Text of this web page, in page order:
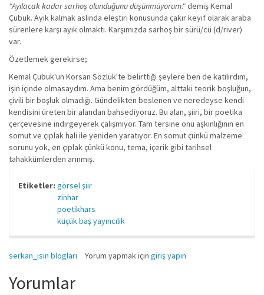
"Ayılacak kadar sarhoş olunduğunu düşünmüyorum."demiş Kemal
Çubuk. Ayık kalmak aslında eleştiri konusunda çakır keyif olarak araba
sürenlere karşı ayık olmaktı. Karşımızda sarhoş bir sürü/cü (d/river)
var.
Özetlemek gerekirse;
Kemal Çubuk'un Korsan Sözlük'te belirttiği şeylere ben de katılırdım,
işin içinde olmasaydım. Ama benim gördüğüm, alttaki teorik boşluğun,
çivili bir boşluk olmadığı. Gündelikten beslenen ve neredeyse kendi
kendisini üreten bir alandan bahsediyoruz. Bu alan, şiiri, bir poetika
çerçevesine indirgeyerek çalışmıyor. Tam tersine onu aşkınlığının en
somut ve çıplak hali ile yeniden yaratıyor. En somut çünkü malzeme
sorunu yok, en çıplak çünkü konu, tema, içerik gibi tarihsel
tahakkümlerden arınmış.
Etiketler: görsel şiir
zinhar
poetikhars
küçük baş yayıncılık
serkan_isin blogları Yorum yapmak için giriş yapın
Yorumlar